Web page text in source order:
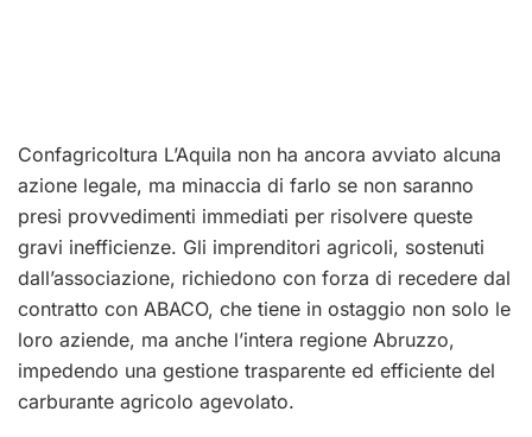
Confagricoltura L’Aquila non ha ancora avviato alcuna
azione legale, ma minaccia di farlo se non saranno
presi provvedimenti immediati per risolvere queste
gravi inefficienze. Gli imprenditori agricoli, sostenuti
dall’associazione, richiedono con forza di recedere dal
contratto con ABACO, che tiene in ostaggio non solo le
loro aziende, ma anche l’intera regione Abruzzo,
impedendo una gestione trasparente ed efficiente del
carburante agricolo agevolato.